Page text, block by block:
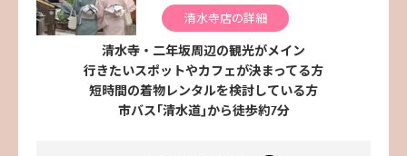
清水寺店の詳細
清水寺・二年坂周辺の観光がメイン
行きたいスポットやカフェが決まってる方
短時間の着物レンタルを検討している方
市バス｢清水道｣から徒歩約7分